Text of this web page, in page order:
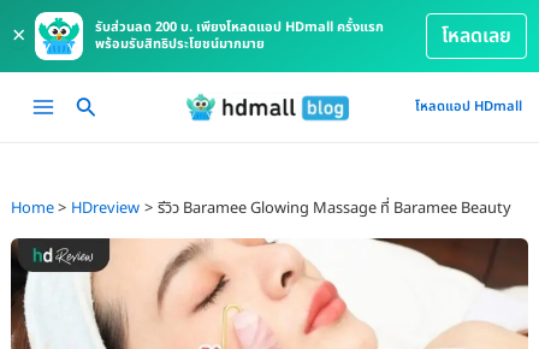
×
รับส่วนลด 200 บ. เพียงโหลดแอป HDmall ครั้งแรก
พร้อมรับสิทธิประโยชน์มากมาย
โหลดเลย
Main
โหลดแอป HDmall
Home HDreview รีวิว Baramee Glowing Massage ที่ Baramee Beauty